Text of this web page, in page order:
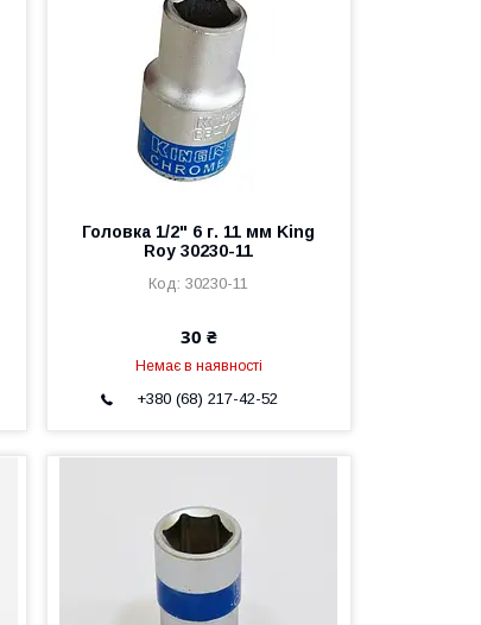
Головка 1/2" 6 г. 11 мм King
Roy 30230-11
30230-11
30 ₴
Немає в наявності
+380 (68) 217-42-52